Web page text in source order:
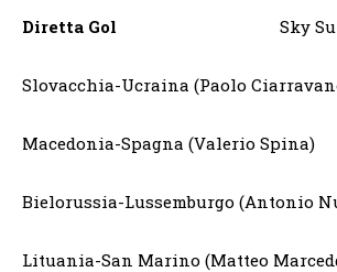
Diretta Gol Sky
Slovacchia-Ucraina (Paolo
Macedonia-Spagna (Valerio Spina)
Bielorussia-Lussemburgo (Antonio
Lituania-San Marino (Matteo